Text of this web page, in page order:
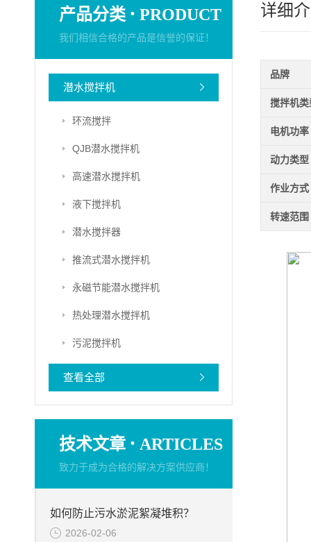
产品分类 · PRODUCT
我们相信合格的产品是信誉的保证！
潜水搅拌机
环流搅拌
QJB潜水搅拌机
高速潜水搅拌机
液下搅拌机
潜水搅拌器
推流式潜水搅拌机
永磁节能潜水搅拌机
热处理潜水搅拌机
污泥搅拌机
查看全部
技术文章 · ARTICLES
致力于成为合格的解决方案供应商！
如何防止污水淤泥絮凝堆积？
2026-02-06
详细
品牌
搅拌机类
电机功率
动力类型
作业方式
转速范围